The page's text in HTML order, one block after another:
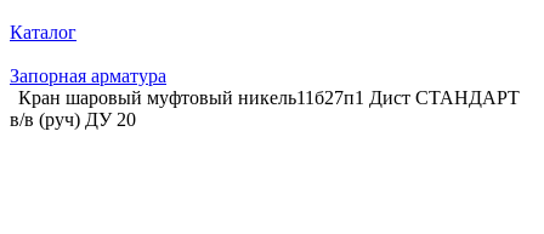
Каталог
Запорная арматура
Кран шаровый муфтовый никель11б27п1 Дист СТАНДАРТ
в/в (руч) ДУ 20